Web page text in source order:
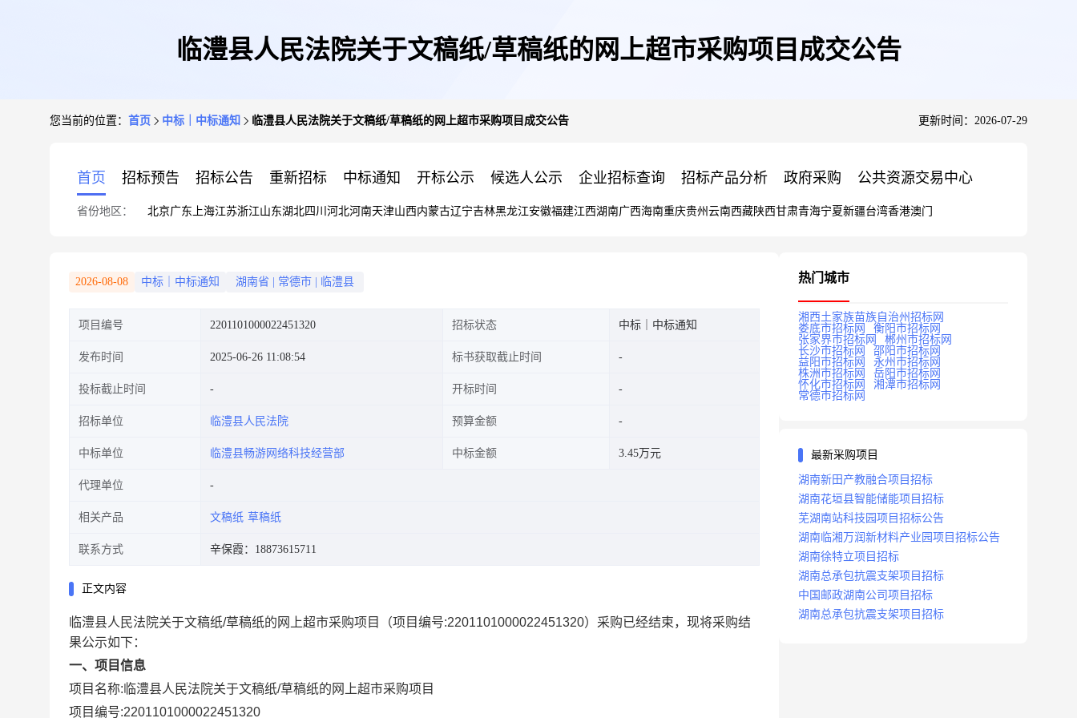
临澧县人民法院关于文稿纸/草稿纸的网上超市采购项目成交公告
您当前的位置： 首页 中标｜中标通知 临澧县人民法院关于文稿纸/草稿纸的网上超市采购项目成交公告 更新时间：2026-07-29
首页 招标预告 招标公告 重新招标 中标通知 开标公示 候选人公示 企业招标查询 招标产品分析 政府采购 公共资源交易中心
省份地区： 北京广东 上海江苏浙江山东湖北四川 河北河南天津山西内蒙古辽宁吉林黑龙江安徽福建江西湖南广西海南重庆贵州 云南西藏陕西甘肃青海宁夏新疆台湾香港澳门
2026-08-08 中标｜中标通知 湖南省 常德市 临澧县
项目编号 2201101000022451320 招标状态 中标｜中标通知
发布时间 2025-06-26 11:08:54 标书获取截止时间
投标截止时间 开标时间
招标单位 临澧县人民法院 预算金额
中标单位 临澧县畅游网络科技经营部 中标金额 3.45万元
代理单位
相关产品 文稿纸 草稿纸
联系方式 辛保霞：18873615711
正文内容
临澧县人民法院关于文稿纸/草稿纸的网上超市采购项目 （项目编号:2201101000022451320）采购已经结束，现将采购结
果公示如下：
一、项目信息
项目名称: 临澧县人民法院关于文稿纸/草稿纸的网上超市采购项目
项目编号:2201101000022451320
热门城市
湘西土家族苗族自治州招标网
娄底市招标网
衡阳市招标网
张家界市招标网
郴州市招标网
长沙市招标网
邵阳市招标网
益阳市招标网
永州市招标网
株洲市招标网
岳阳市招标网
怀化市招标网
湘潭市招标网
常德市招标网
最新采购项目
湖南新田产教融合项目招标
湖南花垣县智能储能项目招标
芜湖南站科技园项目招标公告
湖南临湘万润新材料产业园项目招标公告
湖南徐特立项目招标
湖南总承包抗震支架项目招标
中国邮政湖南公司项目招标
湖南总承包抗震支架项目招标